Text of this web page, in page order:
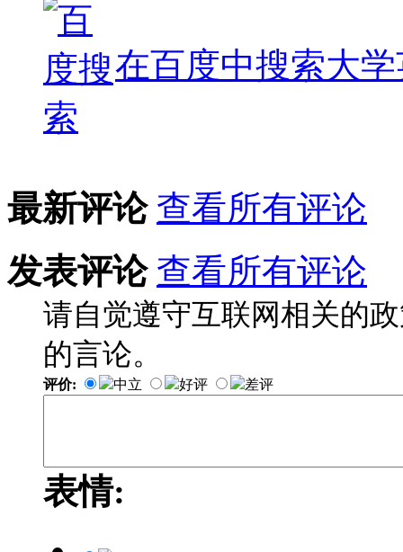
在百度中搜索大
最新评论 查看所有评论
发表评论 查看所有评论
请自觉遵守互联网相关的
的言论。
评价: 中立 好评 差评
表情: